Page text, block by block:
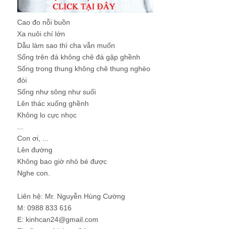
Cao đo nỗi buồn
Xa nuôi chí lớn
Dẫu làm sao thì cha vẫn muốn
Sống trên đá không chê đá gập ghềnh
Sống trong thung không chê thung nghèo
đói
Sống như sông như suối
Lên thác xuống ghềnh
Không lo cực nhọc
Con ơi, ...
Lên đường
Không bao giờ nhỏ bé được
Nghe con.
Liên hệ: Mr. Nguyễn Hùng Cường
M: 0988 833 616
E: kinhcan24@gmail.com